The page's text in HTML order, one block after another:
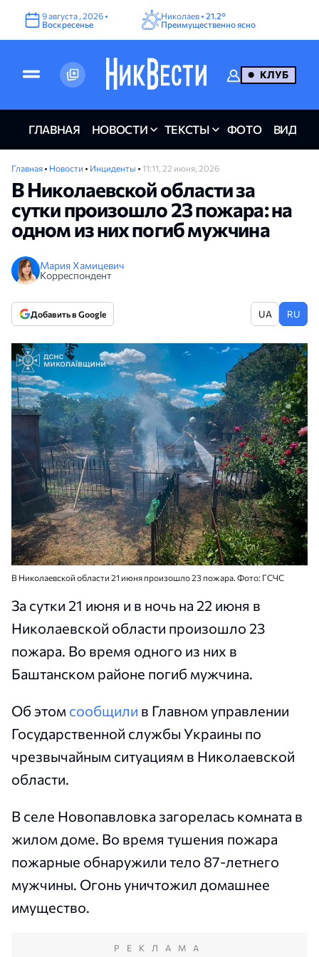
9августа , 2026 •
Воскресенье
Николаев •21.2°
Преимущественно ясно
КЛУБ
ГЛАВНАЯ НОВОСТИ ТЕКСТЫ ФОТО ВИДЕО
Главная • Новости • Инциденты • 11:11, 22 июня, 2026
В Николаевской области за
сутки произошло 23 пожара: на
одном из них погиб мужчина
Мария Хамицевич
Корреспондент
Добавить в Google UA RU
В Николаевской области 21 июня произошло 23 пожара. Фото: ГСЧС
За сутки 21 июня и в ночь на 22 июня в
Николаевской области произошло 23
пожара. Во время одного из них в
Баштанском районе погиб мужчина.
Об этом сообщили в Главном управлении
Государственной службы Украины по
чрезвычайным ситуациям в Николаевской
области.
В селе Новопавловка загорелась комната в
жилом доме. Во время тушения пожара
пожарные обнаружили тело 87-летнего
мужчины. Огонь уничтожил домашнее
имущество.
РЕКЛАМА